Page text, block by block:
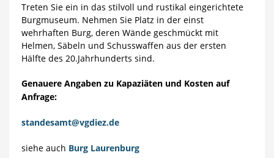
Treten Sie ein in das stilvoll und rustikal eingerichtete
Burgmuseum. Nehmen Sie Platz in der einst
wehrhaften Burg, deren Wände geschmückt mit
Helmen, Säbeln und Schusswaffen aus der ersten
Hälfte des 20.Jahrhunderts sind.
Genauere Angaben zu Kapaziäten und Kosten auf
Anfrage:
standesamt@vgdiez.de
siehe auch Burg Laurenburg